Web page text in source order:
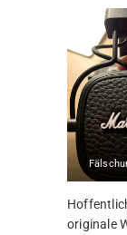
originale